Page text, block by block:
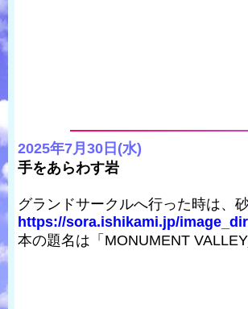
2025年7月30日(水)
手をあらわす岩
グランドサークルへ行った時は、
https://sora.ishikami.jp/
本の題名は「MONUMENT